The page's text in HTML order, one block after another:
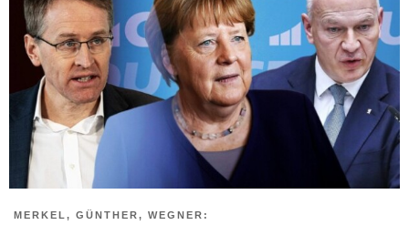
MERKEL, GÜNTHER, WEGNER: